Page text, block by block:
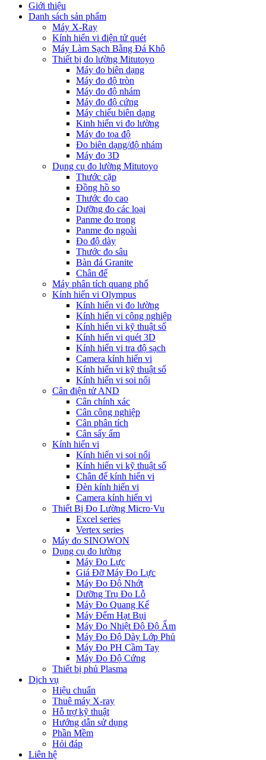
Giới thiệu
Danh sách sản phẩm
Máy X-Ray
Kính hiển vi điện tử quét
Máy Làm Sạch Bằng Đá Khô
Thiết bị đo lường Mitutoyo
Máy đo biên dạng
Máy đo độ tròn
Máy đo độ nhám
Máy đo độ cứng
Máy chiếu biên dạng
Kinh hiển vi đo lường
Máy đo tọa độ
Đo biên dạng/độ nhám
Máy đo 3D
Dụng cụ đo lường Mitutoyo
Thước cặp
Đồng hồ so
Thước đo cao
Dưỡng đo các loại
Panme đo trong
Panme đo ngoài
Đo độ dày
Thước đo sâu
Bàn đá Granite
Chân đế
Máy phân tích quang phổ
Kính hiển vi Olympus
Kính hiển vi đo lường
Kính hiển vi công nghiệp
Kính hiển vi kỹ thuật số
Kính hiển vi quét 3D
Kính hiển vi tra độ sạch
Camera kính hiển vi
Kính hiển vi kỹ thuật số
Kính hiển vi soi nổi
Cân điện tử AND
Cân chính xác
Cân công nghiệp
Cân phân tích
Cân sấy ẩm
Kính hiển vi
Kính hiển vi soi nổi
Kính hiển vi kỹ thuật số
Chân đế kính hiển vi
Đèn kính hiển vi
Camera kính hiển vi
Thiết Bị Đo Lường Micro·Vu
Excel series
Vertex series
Máy đo SINOWON
Dụng cụ đo lường
Máy Đo Lực
Giá Đỡ Máy Đo Lực
Máy Đo Độ Nhớt
Dưỡng Trụ Đo Lỗ
Máy Đo Quang Kế
Máy Đếm Hạt Bụi
Máy Đo Nhiệt Độ Độ Ẩm
Máy Đo Độ Dày Lớp Phủ
Máy Đo PH Cầm Tay
Máy Đo Độ Cứng
Thiết bị phủ Plasma
Dịch vụ
Hiệu chuẩn
Thuê máy X-ray
Hỗ trợ kỹ thuật
Hướng dẫn sử dụng
Phần Mềm
Hỏi đáp
Liên hệ